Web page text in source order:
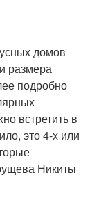
домов
размера
подробно
встретить в
это 4-х или
Никиты